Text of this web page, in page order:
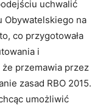
uchwalić
Obywatelskiego na
co przygotowała
i
że przemawia przez
zasad RBO 2015.
umożliwić